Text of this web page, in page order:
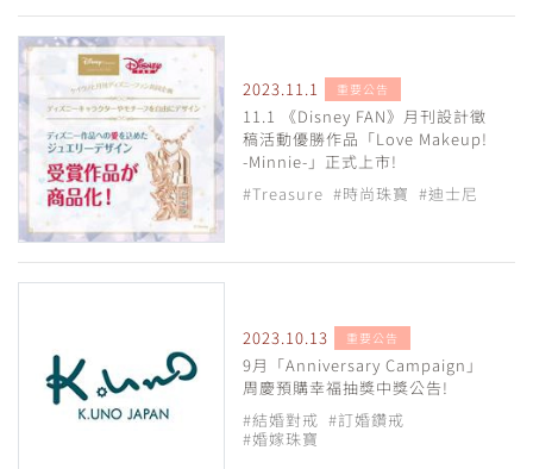
2023.11.1 重要公告
11.1 《Disney FAN》月刊設計徵
稿活動優勝作品「Love Makeup!
-Minnie-」正式上市!
#Treasure #時尚珠寶 #迪士尼
2023.10.13 重要公告
9月「Anniversary Campaign」
周慶預購幸福抽獎中獎公告!
#結婚對戒 #訂婚鑽戒
#婚嫁珠寶